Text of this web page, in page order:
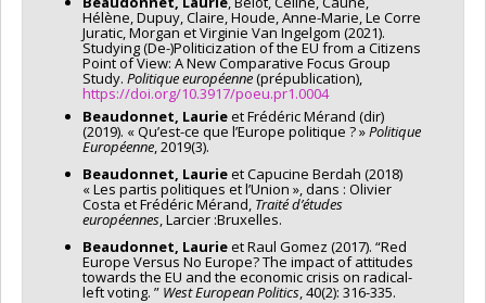
Programmes de subvention :PV129894-(RG) Programme
Regroupements stratégiques
Hélène, Dupuy, Claire, Houde, Anne-Marie, Le Corre
Juratic, Morgan et Virginie Van Ingelgom (2021).
Studying (De-)Politicization of the EU from a Citizens
Point of View: A New Comparative Focus Group
Study. Politique européenne(prépublication),
https://doi.org/10.3917/poeu.pr1.0004
Beaudonnet, Laurieet Frédéric Mérand (dir)
(2019). « Qu’est-ce que l’Europe politique ? »Politique
Européenne , 2019(3).
Beaudonnet, Laurieet Capucine Berdah (2018)
« Les partis politiques et l’Union », dans : Olivier
Costa et Frédéric Mérand, Traité d’études
européennes , Larcier :Bruxelles.
Beaudonnet, Laurieet Raul Gomez (2017). “Red
Europe Versus No Europe? The impact of attitudes
towards the EU and the economic crisis on radical-
left voting. ” West European Politics , 40(2): 316-335.